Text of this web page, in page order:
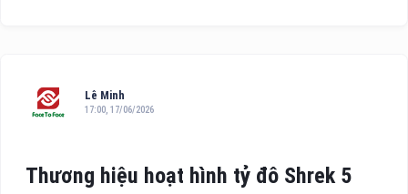
Lê Minh
17:00, 17/06/2026
Thương hiệu hoạt hình tỷ đô Shrek 5